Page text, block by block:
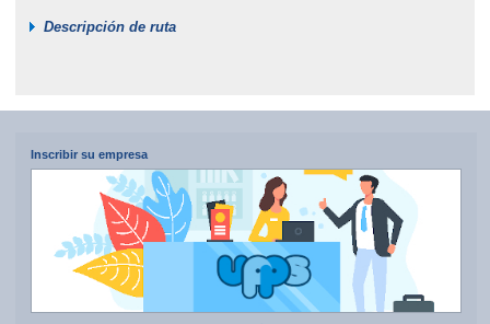
Descripción de ruta
Inscribir su empresa